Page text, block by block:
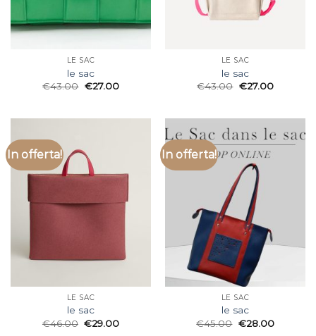
LE SAC
le sac
€43.00 €27.00
LE SAC
le sac
€43.00 €27.00
In offerta!
LE SAC
le sac
€46.00 €29.00
In offerta!
LE SAC
le sac
€45.00 €28.00